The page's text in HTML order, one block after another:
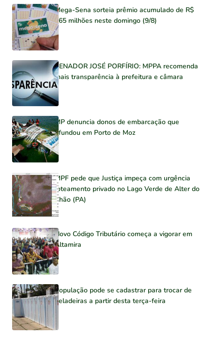
Mega-Sena sorteia prêmio acumulado de R$
165 milhões neste domingo (9/8)
SENADOR JOSÉ PORFÍRIO: MPPA recomenda
mais transparência à prefeitura e câmara
MP denuncia donos de embarcação que
afundou em Porto de Moz
MPF pede que Justiça impeça com urgência
loteamento privado no Lago Verde de Alter do
Chão (PA)
Novo Código Tributário começa a vigorar em
Altamira
População pode se cadastrar para trocar de
geladeiras a partir desta terça-feira